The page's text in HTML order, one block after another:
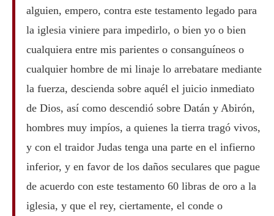
alguien, empero, contra este testamento legado para
la iglesia viniere para impedirlo, o bien yo o bien
cualquiera entre mis parientes o consanguíneos o
cualquier hombre de mi linaje lo arrebatare mediante
la fuerza, descienda sobre aquél el juicio inmediato
de Dios, así como descendió sobre Datán y Abirón,
hombres muy impíos, a quienes la tierra tragó vivos,
y con el traidor Judas tenga una parte en el infierno
inferior, y en favor de los daños seculares que pague
de acuerdo con este testamento 60 libras de oro a la
iglesia, y que el rey, ciertamente, el conde o